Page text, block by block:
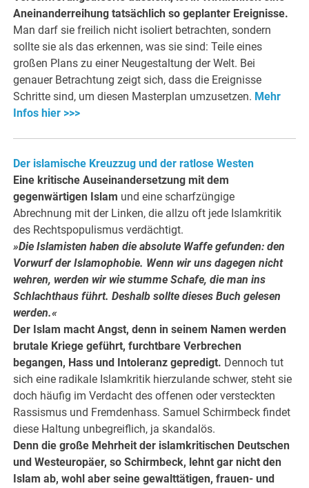
Aneinanderreihung tatsächlich so geplanter Ereignisse.
Man darf sie freilich nicht isoliert betrachten, sondern
sollte sie als das erkennen, was sie sind: Teile eines
großen Plans zu einer Neugestaltung der Welt. Bei
genauer Betrachtung zeigt sich, dass die Ereignisse
Schritte sind, um diesen Masterplan umzusetzen. Mehr
Infos hier >>>
Der islamische Kreuzzug und der ratlose Westen
Eine kritische Auseinandersetzung mit dem
gegenwärtigen Islam und eine scharfzüngige
Abrechnung mit der Linken, die allzu oft jede Islamkritik
des Rechtspopulismus verdächtigt.
»Die Islamisten haben die absolute Waffe gefunden: den
Vorwurf der Islamophobie. Wenn wir uns dagegen nicht
wehren, werden wir wie stumme Schafe, die man ins
Schlachthaus führt. Deshalb sollte dieses Buch gelesen
werden.«
Der Islam macht Angst, denn in seinem Namen werden
brutale Kriege geführt, furchtbare Verbrechen
begangen, Hass und Intoleranz gepredigt. Dennoch tut
sich eine radikale Islamkritik hierzulande schwer, steht sie
doch häufig im Verdacht des offenen oder versteckten
Rassismus und Fremdenhass. Samuel Schirmbeck findet
diese Haltung unbegreiflich, ja skandalös.
Denn die große Mehrheit der islamkritischen Deutschen
und Westeuropäer, so Schirmbeck, lehnt gar nicht den
Islam ab, wohl aber seine gewalttätigen, frauen- und